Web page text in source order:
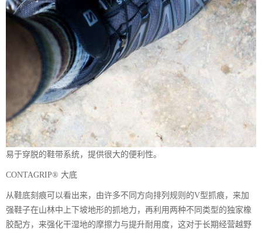
易于穿脱的鞋带系统，提供很大的便利性。
CONTAGRIP® 大底
从鞋底刻痕可以看出来，由许多不同方向排列规则的V型抓痕，来加
强鞋子在山林中上下坡地形的抓地力，再利用两种不同类型的独家橡
胶配方，来强化干湿地的摩擦力与提升耐用度，这对于长期经营越野